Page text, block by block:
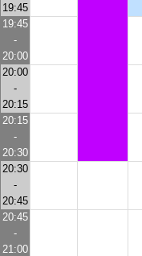
19:45
19:45
-
20:00
20:00
-
20:15
20:15
-
20:30
20:30
-
20:45
20:45
-
21:00